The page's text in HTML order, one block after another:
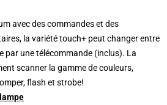
avec des commandes et des
la variété touch+ peut changer entre
par une télécommande (inclus). La
scanner la gamme de couleurs,
flash et strobe!